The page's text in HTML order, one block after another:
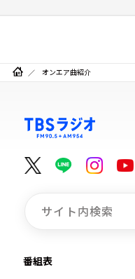
オンエア曲紹介
番組表